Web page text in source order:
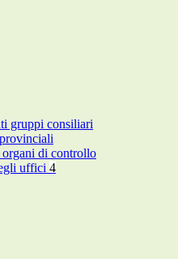
gruppi consiliari
di controllo
uffici 4